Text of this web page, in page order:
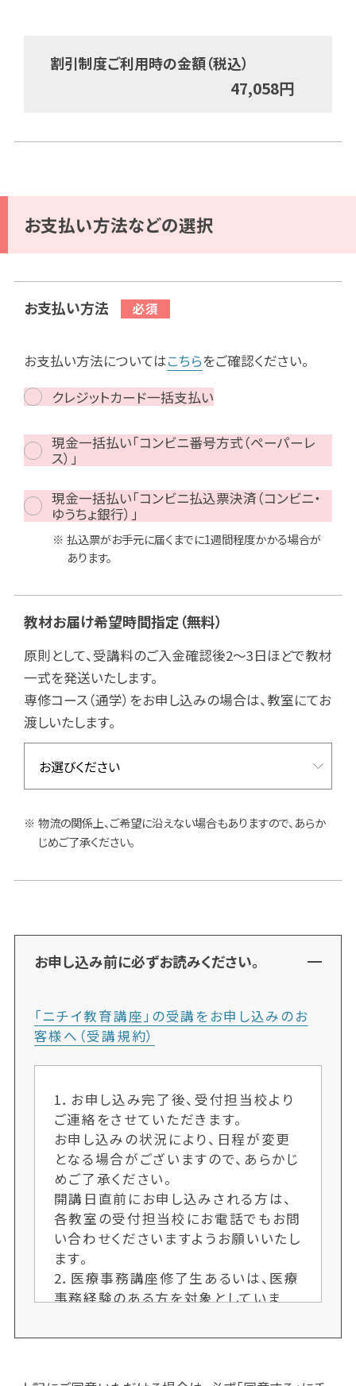
割引制度ご利用時の金額（税込）
47,058円
お支払い方法などの選択
お支払い方法
お支払い方法についてはこちらをご確認ください。
クレジットカード一括支払い
現金一括払い「コンビニ番号方式（ペーパーレ
ス）」
現金一括払い「コンビニ払込票決済（コンビニ・
ゆうちょ銀行）」
払込票がお手元に届くまでに1週間程度かかる場合が
あります。
教材お届け希望時間指定（無料）
原則として、受講料のご入金確認後2～3日ほどで教材
一式を発送いたします。
専修コース（通学）をお申し込みの場合は、教室にてお
渡しいたします。
物流の関係上、ご希望に沿えない場合もありますので、あらか
じめご了承ください。
お申し込み前に必ずお読みください。
「ニチイ教育講座」の受講をお申し込みのお
客様へ（受講規約）
1．お申し込み完了後、受付担当校より
ご連絡をさせていただきます。
お申し込みの状況により、日程が変更
となる場合がございますので、あらかじ
めご了承ください。
開講日直前にお申し込みされる方は、
各教室の受付担当校にお電話でもお問
い合わせくださいますようお願いいたし
ます。
2．医療事務講座修了生あるいは、医療
事務経験のある方を対象としていま
当校にお問い合わせくださいますよう